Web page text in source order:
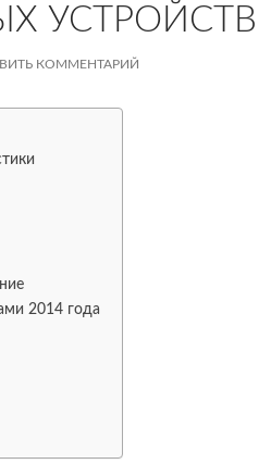
УСТРОЙСТВ
КОММЕНТАРИЙ
2014 года